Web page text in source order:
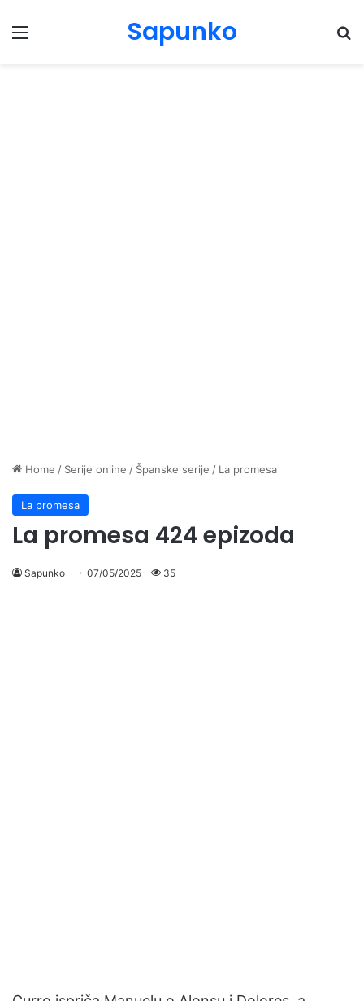
Menu Sapunko
Home / Serije online / Španske serije / La promesa
La promesa
La promesa 424 epizoda
Sapunko 07/05/2025 35